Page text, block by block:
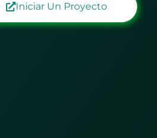
Iniciar Un Proyecto